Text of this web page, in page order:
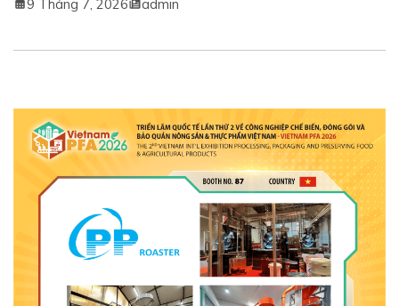
9 Tháng 7, 2026 admin